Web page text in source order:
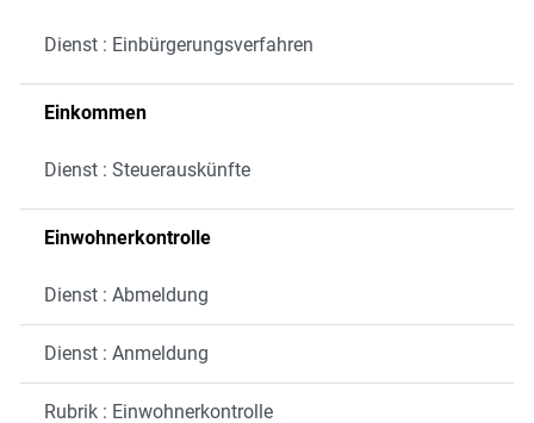
Dienst : Einbürgerungsverfahren
Einkommen
Dienst : Steuerauskünfte
Einwohnerkontrolle
Dienst : Abmeldung
Dienst : Anmeldung
Rubrik : Einwohnerkontrolle